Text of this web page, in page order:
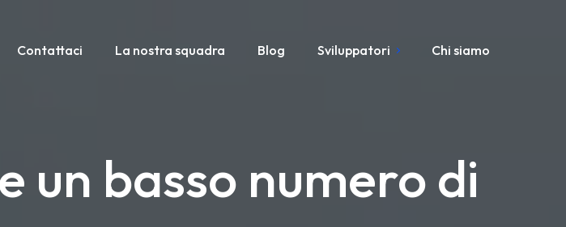
Contattaci La nostra squadra Blog Sviluppatori Chi siamo
un basso numero di